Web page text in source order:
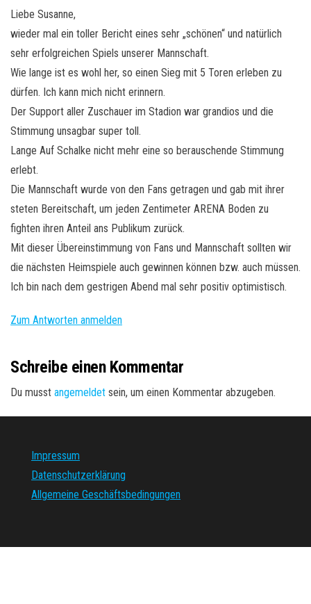
Liebe Susanne,
wieder mal ein toller Bericht eines sehr „schönen“ und natürlich
sehr erfolgreichen Spiels unserer Mannschaft.
Wie lange ist es wohl her, so einen Sieg mit 5 Toren erleben zu
dürfen. Ich kann mich nicht erinnern.
Der Support aller Zuschauer im Stadion war grandios und die
Stimmung unsagbar super toll.
Lange Auf Schalke nicht mehr eine so berauschende Stimmung
erlebt.
Die Mannschaft wurde von den Fans getragen und gab mit ihrer
steten Bereitschaft, um jeden Zentimeter ARENA Boden zu
fighten ihren Anteil ans Publikum zurück.
Mit dieser Übereinstimmung von Fans und Mannschaft sollten wir
die nächsten Heimspiele auch gewinnen können bzw. auch müssen.
Ich bin nach dem gestrigen Abend mal sehr positiv optimistisch.
Zum Antworten anmelden
Schreibe einen Kommentar
Du musst angemeldet sein, um einen Kommentar abzugeben.
Impressum
Datenschutzerklärung
Allgemeine Geschäftsbedingungen